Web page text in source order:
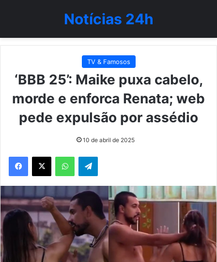
Notícias 24h
TV & Famosos
‘BBB 25’: Maike puxa cabelo,
morde e enforca Renata; web
pede expulsão por assédio
10 de abril de 2025
WhatsAppTelegram